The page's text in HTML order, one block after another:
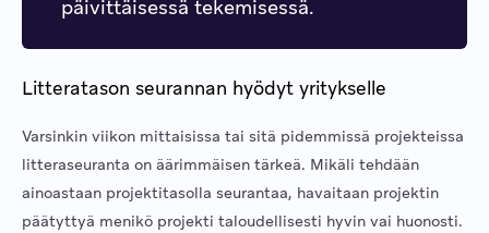
päivittäisessä tekemisessä.
Litteratason seurannan hyödyt yritykselle
Varsinkin viikon mittaisissa tai sitä pidemmissä projekteissa
litteraseuranta on äärimmäisen tärkeä. Mikäli tehdään
ainoastaan projektitasolla seurantaa, havaitaan projektin
päätyttyä menikö projekti taloudellisesti hyvin vai huonosti.